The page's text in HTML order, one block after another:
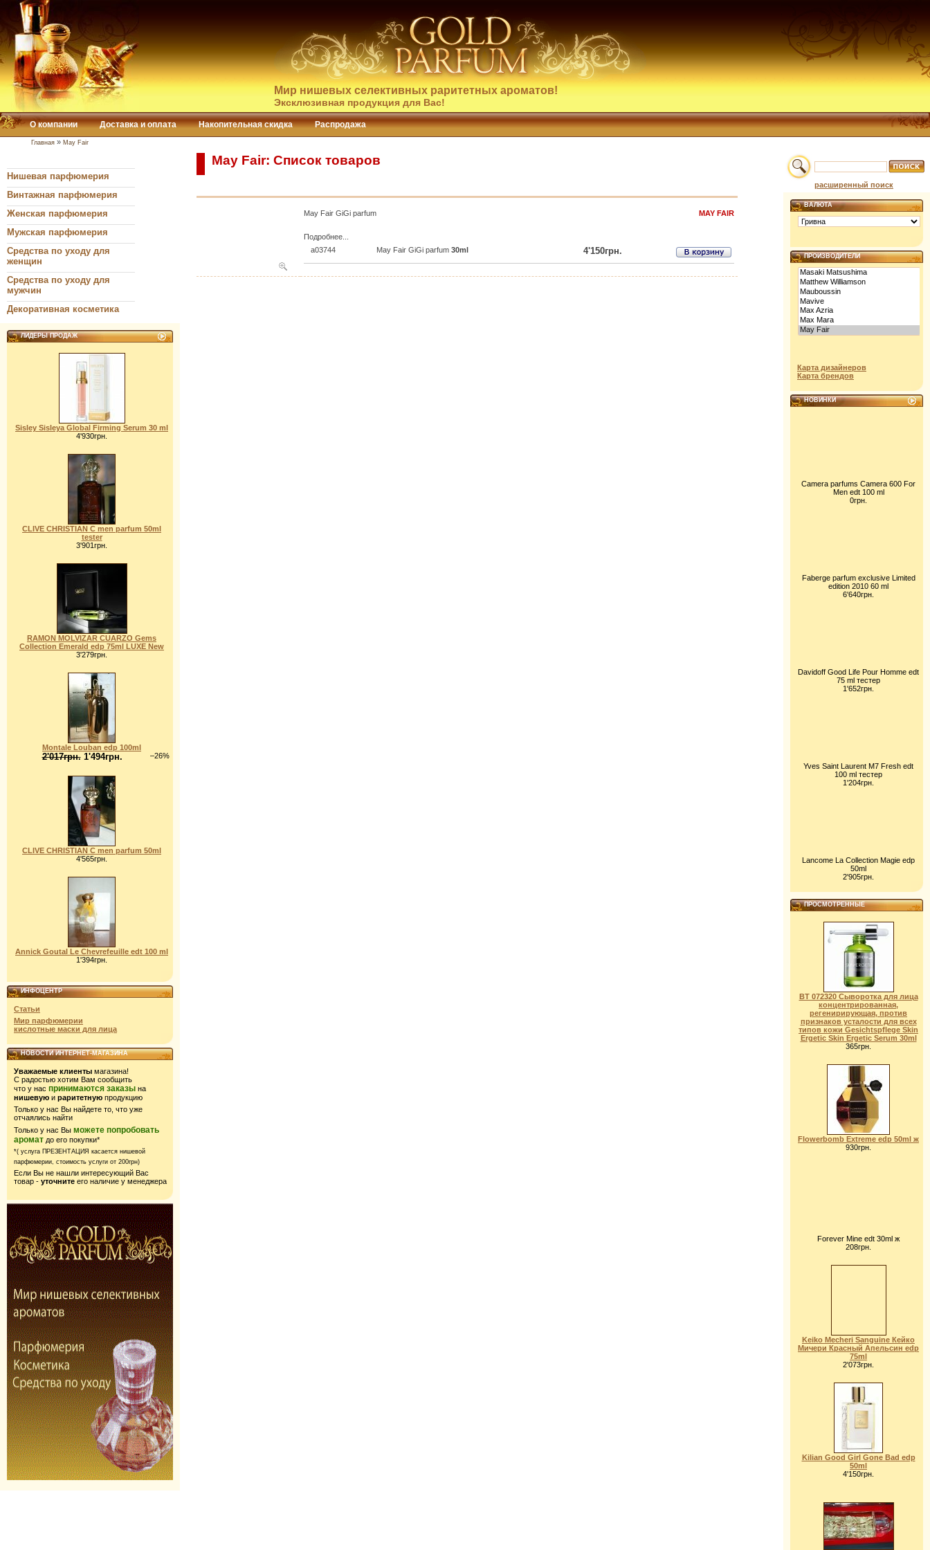
Мир нишевых селективных раритетных ароматов!
Эксклюзивная продукция для Вас!
О компании Доставка и оплата Накопительная скидка Распродажа
Главная » May Fair
Нишевая парфюмерия
Винтажная парфюмерия
Женская парфюмерия
Мужская парфюмерия
Средства по уходу для
женщин
Средства по уходу для
мужчин
Декоративная косметика
ЛИДЕРЫ ПРОДАЖ
Sisley Sisleya Global Firming Serum 30 ml
4'930грн.
CLIVE CHRISTIAN C men parfum 50ml
tester
3'901грн.
RAMON MOLVIZAR CUARZO Gems
Collection Emerald edp 75ml LUXE New
3'279грн.
Montale Louban edp 100ml
–26%
2'017грн.1'494грн.
CLIVE CHRISTIAN C men parfum 50ml
4'565грн.
Annick Goutal Le Chevrefeuille edt 100 ml
1'394грн.
ИНФОЦЕНТР
Статьи
Мир парфюмерии
кислотные маски для лица
НОВОСТИ ИНТЕРНЕТ-МАГАЗИНА
Уважаемые клиенты магазина!
С радостью хотим Вам сообщить
что у нас принимаются заказы на
нишевую и раритетную продукцию
Только у нас Вы найдете то, что уже
отчаялись найти
Только у нас Вы можете попробовать
аромат до его покупки*
*( услуга ПРЕЗЕНТАЦИЯ касается нишевой
парфюмерии, стоимость услуги от 200грн)
Если Вы не нашли интересующий Вас
товар - уточните его наличие у менеджера
May Fair: Список товаров
May Fair GiGi parfum MAY FAIR
Подробнее...
a03744
May Fair GiGi parfum 30ml 4'150грн.
расширенный поиск
ВАЛЮТА
ПРОИЗВОДИТЕЛИ
Карта дизайнеров
Карта брендов
НОВИНКИ
Camera parfums Camera 600 For
Men edt 100 ml
0грн.
Faberge parfum exclusive Limited
edition 2010 60 ml
6'640грн.
Davidoff Good Life Pour Homme edt
75 ml тестер
1'652грн.
Yves Saint Laurent M7 Fresh edt
100 ml тестер
1'204грн.
Lancome La Collection Magie edp
50ml
2'905грн.
ПРОСМОТРЕННЫЕ
BT 072320 Сыворотка для лица
концентрированная,
регенирирующая, против
признаков усталости для всех
типов кожи Gesichtspflege Skin
Ergetic Skin Ergetic Serum 30ml
365грн.
Flowerbomb Extreme edp 50ml ж
930грн.
Forever Mine edt 30ml ж
208грн.
Keiko Mecheri Sanguine Кейко
Мичери Красный Апельсин edp
75ml
2'073грн.
Kilian Good Girl Gone Bad edp
50ml
4'150грн.